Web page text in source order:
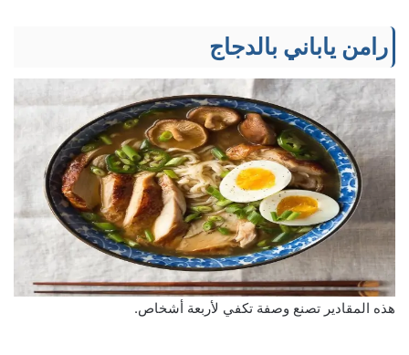
رامن ياباني بالدجاج
هذه المقادير تصنع وصفة تكفي لأربعة أشخاص.